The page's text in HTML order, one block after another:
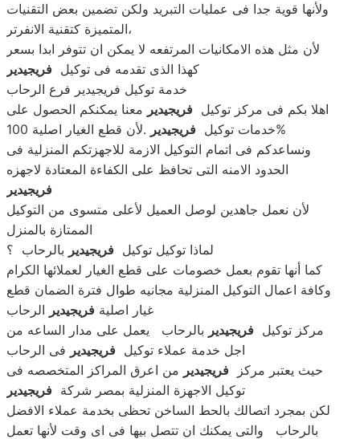
ولأنها قوية جدا فى عمليات التبريد ولكن تضمين بعض التقنيات
المتميزة كتقنية الانفرتر،
لأن مثل هذه الامكانيات المرتفعه لا يمكن ان تتوفر ابدا بسعر
كهذا الذى تقدمه فى توكيل فريجيدير
خدمة توكيل فريجيدير فرع الرحاب
اهلا بكم فى مركز توكيل فريجيدير معنا يمكنكم الحصول على
خدمات توكيل فريجيدير
.لأن قطع الغيار اصلية 100%
ونساعدكم فى اتمام التوكيل الازمة للاجهزتكم المنزلية فى
الحدود الامنه التى تحافظ على الكفاءة المعتادة لاجهزه
فريجيدير
لأن نعمل جاهدين لوصل العميل لأعلى متسوى من التوكيل
الممتازة بالمنزل
لماذا توكيل توكيل فريجيدير بالرحاب ؟
كما أنها تقوم بعمل خصومات على قطع الغيار لعملائها الكرام
وكافة اعمال التوكيل المنزلية مجانيه طوال فترة الضمان قطع
غيار اصلية فريجيدير الرحاب
مركز توكيل فريجيدير بالرحاب يعمل على مدار الساعه من
اجل خدمة عملاء توكيل فريجيدير فى الرحاب
حيث يعتبر مركز فريجيدير من اعرق المراكز المتخصصه فى
توكيل الاجهزة المنزلية بمصر شركة فريجيدير
لكن بمجرد اتصالك بالحط الساخن تحظى بخدمة عملاء الافضل
بالرحاب والتى يمكنك ان تتصل بيها فى اى وقت لأنها تعمل